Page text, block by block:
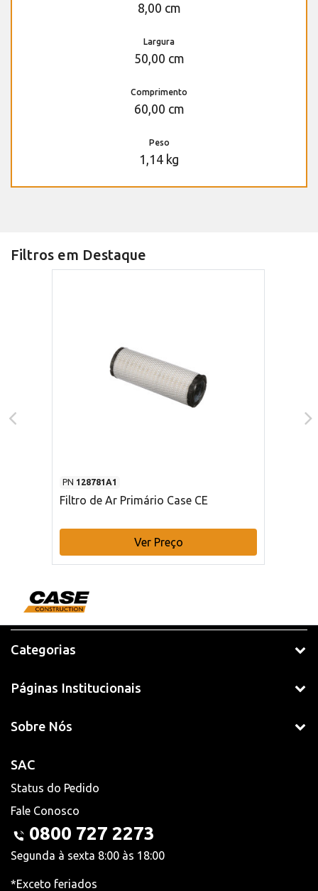
8,00 cm
Largura
50,00 cm
Comprimento
60,00 cm
Peso
1,14 kg
Filtros em Destaque
PN 128781A1
Filtro de Ar Primário Case CE
Ver Preço
Categorias
Páginas Institucionais
Sobre Nós
SAC
Status do Pedido
Fale Conosco
0800 727 2273
Segunda à sexta 8:00 às 18:00
*Exceto feriados